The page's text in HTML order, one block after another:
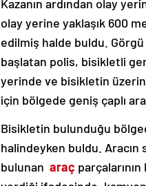
Kazanın ardından olay
olay yerine yaklaşık 600
edilmiş halde buldu.
başlatan polis, bisikletli
yerinde ve bisikletin
için bölgede geniş çaplı
Bisikletin bulunduğu
halindeyken buldu.
bulunan araç